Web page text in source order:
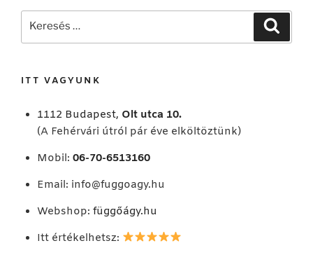
Keresés
ITT VAGYUNK
1112 Budapest, Olt utca 10.
(A Fehérvári útról pár éve elköltöztünk)
Mobil: 06-70-6513160
Email: info@fuggoagy.hu
Webshop: függőágy.hu
Itt értékelhetsz: